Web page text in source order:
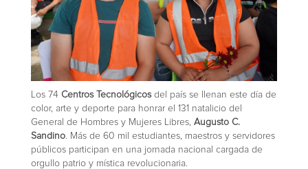
Los 74 Centros Tecnológicosdel país se llenan este día de
color, arte y deporte para honrar el 131 natalicio del
General de Hombres y Mujeres Libres, Augusto C.
Sandino . Más de 60 mil estudiantes, maestros y servidores
públicos participan en una jornada nacional cargada de
orgullo patrio y mística revolucionaria.